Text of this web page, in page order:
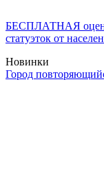
БЕСПЛАТНАЯ
статуэток от
Новинки
Город